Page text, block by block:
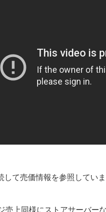
て売価情報を参照してい
上同様にストアサーバー